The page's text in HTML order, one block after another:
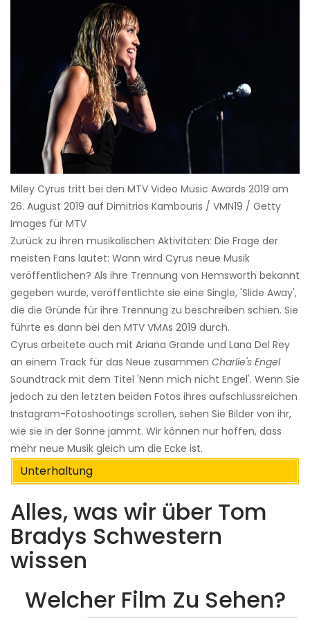
Miley Cyrus tritt bei den MTV Video Music Awards 2019 am
26. August 2019 auf Dimitrios Kambouris / VMN19 / Getty
Images für MTV
Zurück zu ihren musikalischen Aktivitäten: Die Frage der
meisten Fans lautet: Wann wird Cyrus neue Musik
veröffentlichen? Als ihre Trennung von Hemsworth bekannt
gegeben wurde, veröffentlichte sie eine Single, 'Slide Away',
die die Gründe für ihre Trennung zu beschreiben schien. Sie
führte es dann bei den MTV VMAs 2019 durch.
Cyrus arbeitete auch mit Ariana Grande und Lana Del Rey
an einem Track für das Neue zusammen Charlie's Engel
Soundtrack mit dem Titel 'Nenn mich nicht Engel'. Wenn Sie
jedoch zu den letzten beiden Fotos ihres aufschlussreichen
Instagram-Fotoshootings scrollen, sehen Sie Bilder von ihr,
wie sie in der Sonne jammt. Wir können nur hoffen, dass
mehr neue Musik gleich um die Ecke ist.
Unterhaltung
Alles, was wir über Tom
Bradys Schwestern
wissen
Welcher Film Zu Sehen?